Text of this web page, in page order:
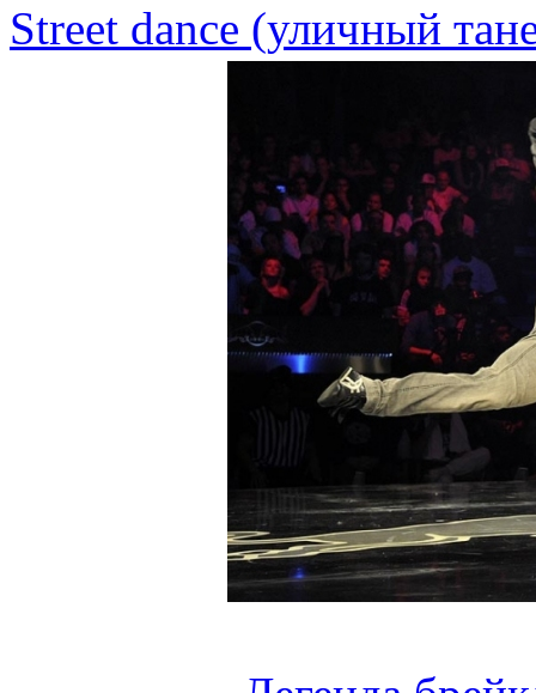
Street dance (уличный